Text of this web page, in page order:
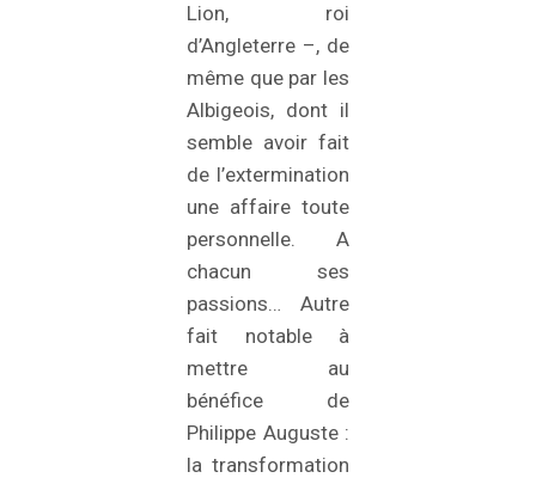
Lion, roi
d’Angleterre –, de
même que par les
Albigeois, dont il
semble avoir fait
de l’extermination
une affaire toute
personnelle. A
chacun ses
passions… Autre
fait notable à
mettre au
bénéfice de
Philippe Auguste :
la transformation